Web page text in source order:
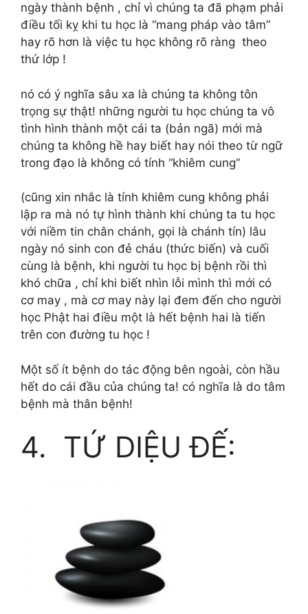
ngày thành bệnh , chỉ vì chúng ta đã phạm phải
điều tối kỵ khi tu học là “mang pháp vào tâm”
hay rõ hơn là việc tu học không rõ ràng theo
thứ lớp !
nó có ý nghĩa sâu xa là chúng ta không tôn
trọng sự thật! những người tu học chúng ta vô
tình hình thành một cái ta (bản ngã) mới mà
chúng ta không hề hay biết hay nói theo từ ngữ
trong đạo là không có tính “khiêm cung“
(cũng xin nhắc là tính khiêm cung không phải
lập ra mà nó tự hình thành khi chúng ta tu học
với niềm tin chân chánh, gọi là chánh tín) lâu
ngày nó sinh con đẻ cháu (thức biến) và cuối
cùng là bệnh, khi người tu học bị bệnh rồi thì
khó chữa , chỉ khi biết nhìn lỗi mình thì mới có
cơ may , mà cơ may này lại đem đến cho người
học Phật hai điều một là hết bệnh hai là tiến
trên con đường tu học !
Một số ít bệnh do tác động bên ngoài, còn hầu
hết do cái đầu của chúng ta! có nghĩa là do tâm
bệnh mà thân bệnh!
4. TỨ DIỆU ĐẾ: